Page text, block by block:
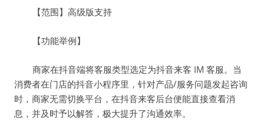
【范围】高级版支持
【功能举例】
商家在抖音端将客服类型选定为抖音来客 IM 客服。当
消费者在门店的抖音小程序里，针对产品/服务问题发起咨询
时，商家无需切换平台，在抖音来客后台便能直接查看消
息，并及时予以解答，极大提升了沟通效率。